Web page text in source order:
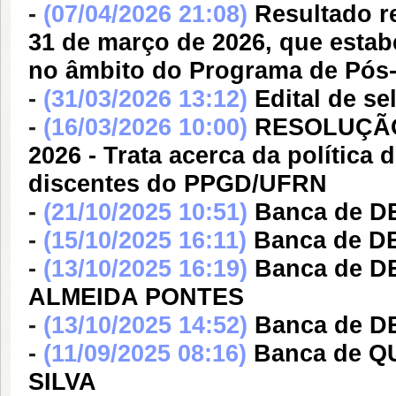
- (07/04/2026 21:08) Resultado
31 de março de 2026, que
no âmbito do Programa de
- (31/03/2026 13:12) Edital de
- (16/03/2026 10:00)
2026 - Trata acerca da política
discentes do PPGD/UFRN
- (21/10/2025 10:51) Banca de
- (15/10/2025 16:11) Banca de
- (13/10/2025 16:19) Banca de
ALMEIDA PONTES
- (13/10/2025 14:52) Banca de
- (11/09/2025 08:16) Banca de
SILVA